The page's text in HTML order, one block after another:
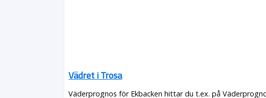
Vädret i Trosa
Väderprognos för Ekbacken hittar du t.ex. på